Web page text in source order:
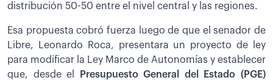
distribución 50-50 entre el nivel central y las regiones.
Esa propuesta cobró fuerza luego de que el senador de
Libre, Leonardo Roca, presentara un proyecto de ley
para modificar la Ley Marco de Autonomías y establecer
que, desde el
Presupuesto General del Estado (PGE)